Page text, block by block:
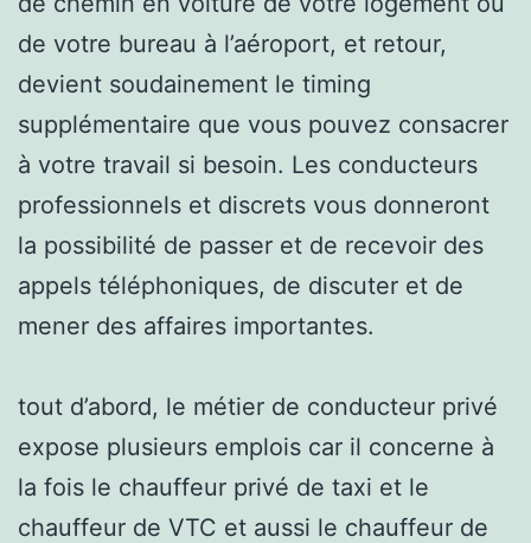
de votre bureau à l’aéroport, et retour,
devient soudainement le timing
supplémentaire que vous pouvez consacrer
à votre travail si besoin. Les conducteurs
professionnels et discrets vous donneront
la possibilité de passer et de recevoir des
appels téléphoniques, de discuter et de
mener des affaires importantes.
tout d’abord, le métier de conducteur privé
expose plusieurs emplois car il concerne à
la fois le chauffeur privé de taxi et le
chauffeur de VTC et aussi le chauffeur de